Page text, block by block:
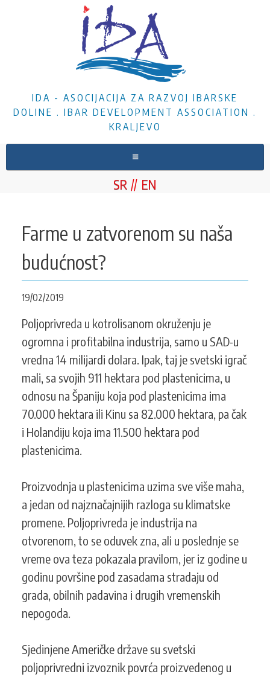
IDA - ASOCIJACIJA ZA RAZVOJ IBARSKE
DOLINE . IBAR DEVELOPMENT ASSOCIATION .
KRALJEVO
PROJEKTI
DOKUMENTA
KONTAKT
SEARCH
FORM
PRETRAGA
SR EN
Farme u zatvorenom su naša
budućnost?
19/02/2019
Poljoprivreda u kotrolisanom okruženju je
ogromna i profitabilna industrija, samo u SAD-u
vredna 14 milijardi dolara. Ipak, taj je svetski igrač
mali, sa svojih 911 hektara pod plastenicima, u
odnosu na Španiju koja pod plastenicima ima
70.000 hektara ili Kinu sa 82.000 hektara, pa čak
i Holandiju koja ima 11.500 hektara pod
plastenicima.
Proizvodnja u plastenicima uzima sve više maha,
a jedan od najznačajnijih razloga su klimatske
promene. Poljoprivreda je industrija na
otvorenom, to se oduvek zna, ali u poslednje se
vreme ova teza pokazala pravilom, jer iz godine u
godinu površine pod zasadama stradaju od
grada, obilnih padavina i drugih vremenskih
nepogoda.
Sjedinjene Američke države su svetski
poljoprivredni izvoznik povrća proizvedenog u